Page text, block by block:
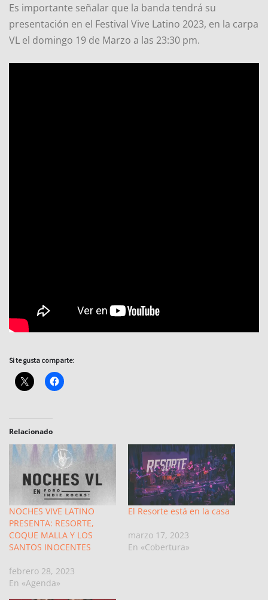
Es importante señalar que la banda tendrá su
presentación en el Festival Vive Latino 2023, en la carpa
VL el domingo 19 de Marzo a las 23:30 pm.
Si te gusta comparte:
Relacionado
NOCHES VIVE LATINO
PRESENTA: RESORTE,
COQUE MALLA Y LOS
SANTOS INOCENTES
febrero 28, 2023
En «Agenda»
El Resorte está en la casa
marzo 17, 2023
En «Cobertura»